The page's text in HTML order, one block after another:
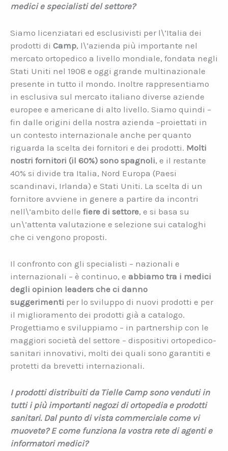
medici e specialisti del settore?
Siamo licenziatari ed esclusivisti per l\’Italia dei
prodotti di Camp, l\’azienda più importante nel
mercato ortopedico a livello mondiale, fondata negli
Stati Uniti nel 1908 e oggi grande multinazionale
presente in tutto il mondo. Inoltre rappresentiamo
in esclusiva sul mercato italiano diverse aziende
europee e americane di alto livello. Siamo quindi –
fin dalle origini della nostra azienda –proiettati in
un contesto internazionale anche per quanto
riguarda la scelta dei fornitori e dei prodotti. Molti
nostri fornitori (il 60%) sono spagnoli, e il restante
40% si divide tra Italia, Nord Europa (Paesi
scandinavi, Irlanda) e Stati Uniti. La scelta di un
fornitore avviene in genere a partire da incontri
nell\’ambito delle fiere di settore, e si basa su
un\’attenta valutazione e selezione sui cataloghi
che ci vengono proposti.
Il confronto con gli specialisti – nazionali e
internazionali – è continuo, e abbiamo tra i medici
degli opinion leaders che ci danno
suggerimenti per lo sviluppo di nuovi prodotti e per
il miglioramento dei prodotti già a catalogo.
Progettiamo e sviluppiamo – in partnership con le
maggiori società del settore – dispositivi ortopedico-
sanitari innovativi, molti dei quali sono garantiti e
protetti da brevetti internazionali.
I prodotti distribuiti da Tielle Camp sono venduti in
tutti i più importanti negozi di ortopedia e prodotti
sanitari. Dal punto di vista commerciale come vi
muovete? E come funziona la vostra rete di agenti e
informatori medici?